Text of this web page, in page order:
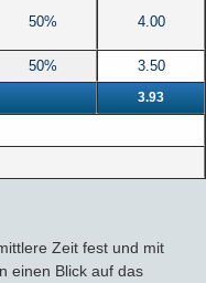
50% 4.00
50% 3.50
3.93
Zeit fest und mit
einen Blick auf das